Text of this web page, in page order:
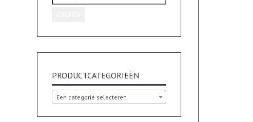
PRODUCTCATEGORIEËN
Een categorie selecteren